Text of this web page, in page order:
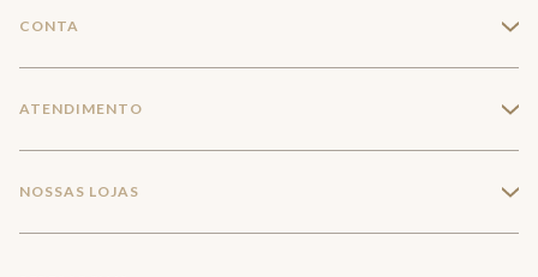
Trabalhe conosco
CONTA +
Meus pedidos
ATENDIMENTO +
NOSSAS LOJAS +